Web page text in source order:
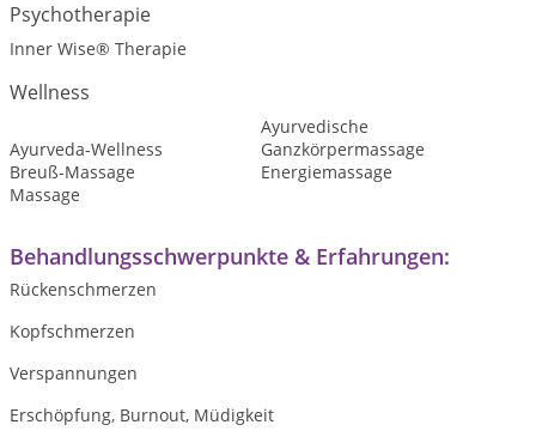
Psychotherapie
Inner Wise® Therapie
Wellness
Ayurveda-Wellness
Ayurvedische
Ganzkörpermassage
Breuß-Massage
Energiemassage
Massage
Behandlungsschwerpunkte & Erfahrungen:
Rückenschmerzen
Kopfschmerzen
Verspannungen
Erschöpfung, Burnout, Müdigkeit